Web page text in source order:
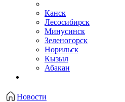
Канск
Лесосибирск
Минусинск
Зеленогорск
Норильск
Кызыл
Абакан
Новости